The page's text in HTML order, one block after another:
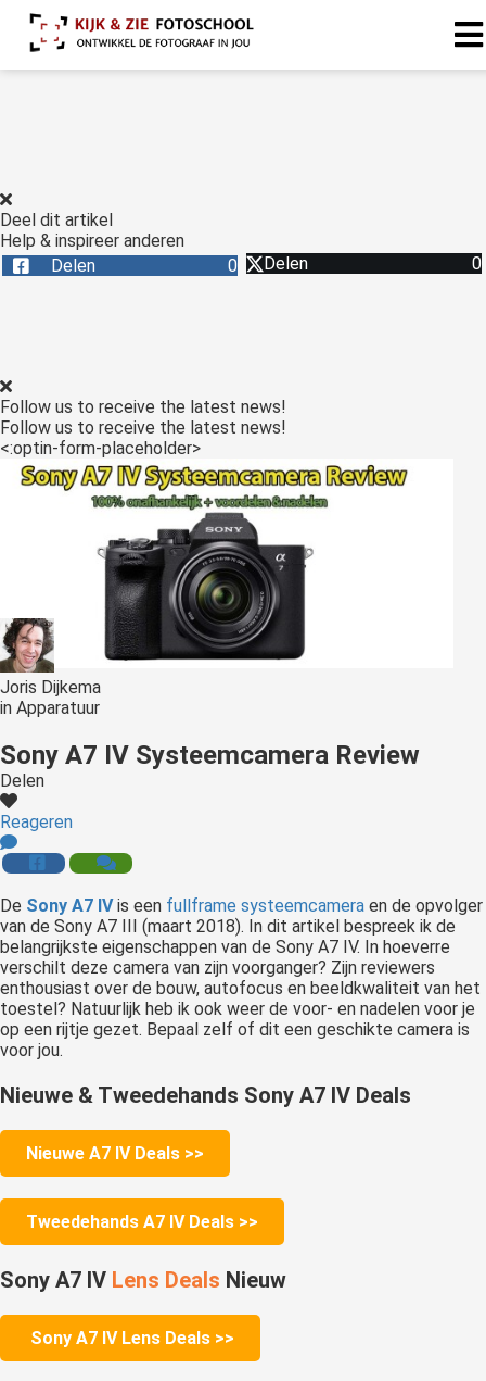
Deel dit artikel
Help & inspireer anderen
Delen
0 Delen 0
Follow us to receive the latest news!
Follow us to receive the latest news!
<:optin-form-placeholder>
Joris Dijkema
in Apparatuur
Sony A7 IV Systeemcamera Review
Delen
Reageren
De Sony A7 IVis een fullframe systeemcamera en de opvolger
van de Sony A7 III (maart 2018). In dit artikel bespreek ik de
belangrijkste eigenschappen van de Sony A7 IV. In hoeverre
verschilt deze camera van zijn voorganger? Zijn reviewers
enthousiast over de bouw, autofocus en beeldkwaliteit van het
toestel? Natuurlijk heb ik ook weer de voor- en nadelen voor je
op een rijtje gezet. Bepaal zelf of dit een geschikte camera is
voor jou.
Nieuwe & Tweedehands Sony A7 IV Deals
Nieuwe A7 IV Deals >>
Tweedehands A7 IV Deals >>
Sony A7 IV Lens Deals Nieuw
Sony A7 IV Lens Deals >>